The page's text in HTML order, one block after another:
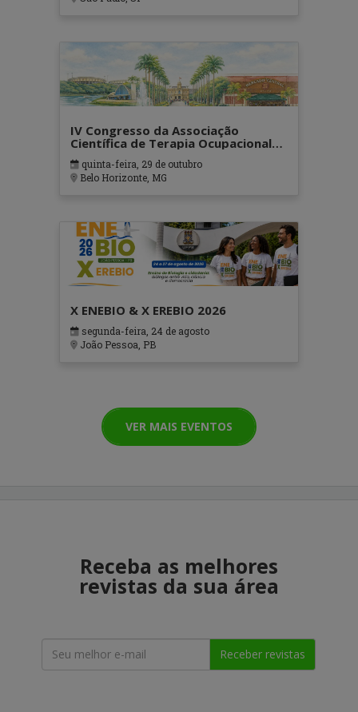
IV Congresso da Associação
Científica de Terapia Ocupacional
em Contextos Hospitalares e
Cuidados Paliativos - ATOHOSP
quinta-feira, 29 de outubro
Belo Horizonte, MG
X ENEBIO & X EREBIO 2026
segunda-feira, 24 de agosto
João Pessoa, PB
VER MAIS EVENTOS
Receba as melhores
revistas da sua área
Receber revistas